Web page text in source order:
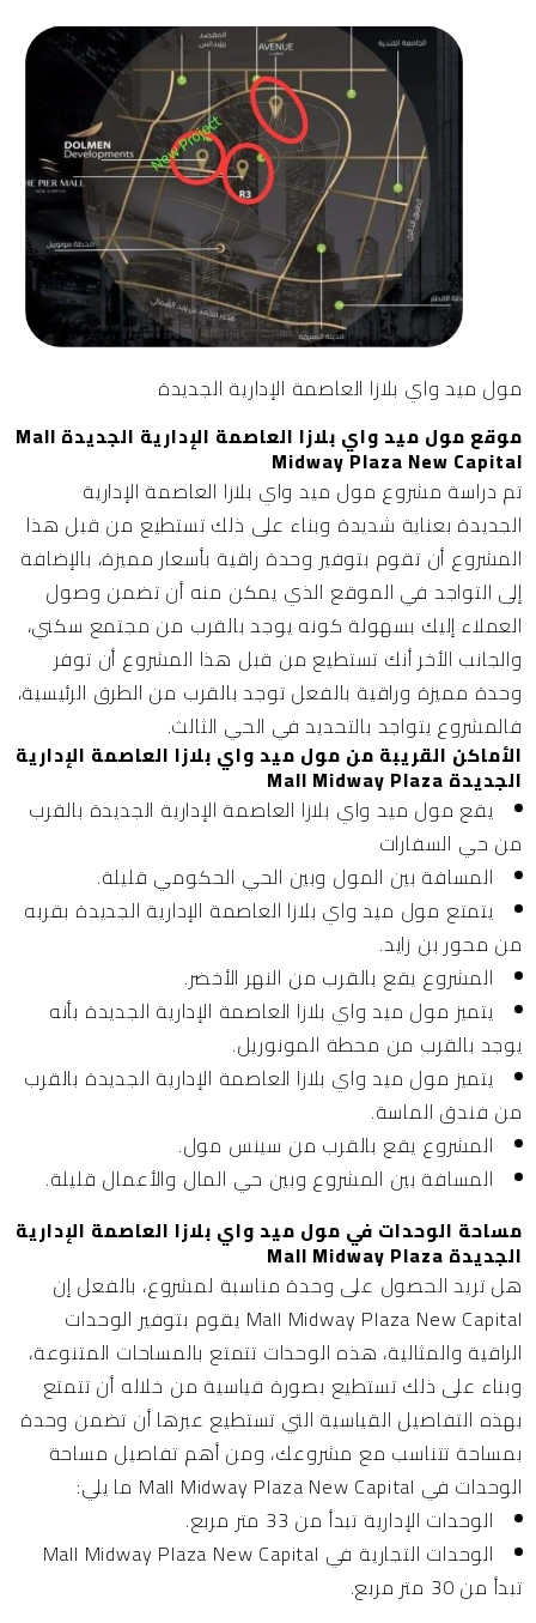
مول ميد واي بلازا العاصمة الإدارية الجديدة
موقع مول ميد واي بلازا العاصمة الإدارية الجديدة Mall
Midway Plaza New Capital
تم دراسة مشروع مول ميد واي بلازا العاصمة الإدارية
الجديدة بعناية شديدة وبناء على ذلك تستطيع من قبل هذا
المشروع أن تقوم بتوفير وحدة راقية بأسعار مميزة، بالإضافة
إلى التواجد في الموقع الذي يمكن منه أن تضمن وصول
العملاء إليك بسهولة كونه يوجد بالقرب من مجتمع سكني،
والجانب الأخر أنك تستطيع من قبل هذا المشروع أن توفر
وحدة مميزة وراقية بالفعل توجد بالقرب من الطرق الرئيسية،
فالمشروع يتواجد بالتحديد في الحي الثالث.
الأماكن القريبة من مول ميد واي بلازا العاصمة الإدارية
الجديدة Mall Midway Plaza
يقع مول ميد واي بلازا العاصمة الإدارية الجديدة بالقرب
من حي السفارات
المسافة بين المول وبين الحي الحكومي قليلة.
يتمتع مول ميد واي بلازا العاصمة الإدارية الجديدة بقربه
من محور بن زايد.
المشروع يقع بالقرب من النهر الأخضر.
يتميز مول ميد واي بلازا العاصمة الإدارية الجديدة بأنه
يوجد بالقرب من محطة المونوريل.
يتميز مول ميد واي بلازا العاصمة الإدارية الجديدة بالقرب
من فندق الماسة.
المشروع يقع بالقرب من سينس مول.
المسافة بين المشروع وبين حي المال والأعمال قليلة.
مساحة الوحدات في مول ميد واي بلازا العاصمة الإدارية
الجديدة Mall Midway Plaza
هل تريد الحصول على وحدة مناسبة لمشروع، بالفعل إن
Mall Midway Plaza New Capital يقوم بتوفير الوحدات
الراقية والمثالية، هذه الوحدات تتمتع بالمساحات المتنوعة،
وبناء على ذلك تستطيع بصورة قياسية من خلاله أن تتمتع
بهذه التفاصيل القياسية التي تستطيع عبرها أن تضمن وحدة
بمساحة تتناسب مع مشروعك، ومن أهم تفاصيل مساحة
الوحدات في Mall Midway Plaza New Capital ما يلي:
الوحدات الإدارية تبدأ من 33 متر مربع.
الوحدات التجارية في Mall Midway Plaza New Capital
تبدأ من 30 متر مربع.